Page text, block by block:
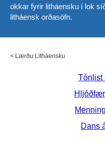
okkar fyrir litháensku í lok
litháensk orðasöfn.
< Lærðu Litháensku
Tónlist
Dans